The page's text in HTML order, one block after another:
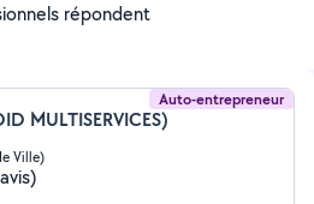
répondent
Auto-entrepreneur
MULTISERVICES)
Ville)